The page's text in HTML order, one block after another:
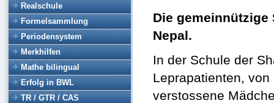
Realschule
Formelsammlung
Periodensystem
Merkhilfen
Mathe bilingual
Erfolg in BWL
TR / GTR / CAS
Die
Nepal.
In der Schule der
Leprapatienten,
verstossene